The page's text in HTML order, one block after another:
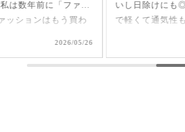
いし日除けにも◎ 天然素材
で軽くて通気性も良いから
フェアトレード #fairtrade #
2026/05/25
クコット
くて柔らか♪ 前後
で可愛い
前にし